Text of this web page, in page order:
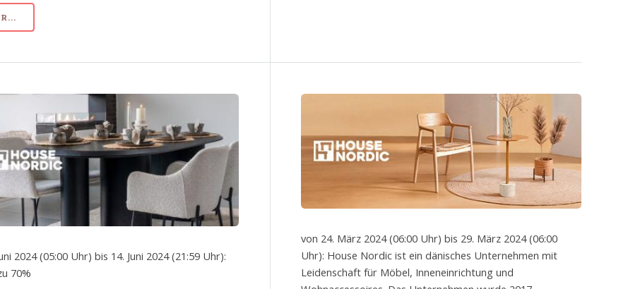
2024 (05:00 Uhr) bis 14. Juni 2024 (21:59 Uhr):
70%
von 24. März 2024 (06:00 Uhr) bis 29. März 2024 (06:00
Uhr): House Nordic ist ein dänisches Unternehmen mit
Leidenschaft für Möbel, Inneneinrichtung und